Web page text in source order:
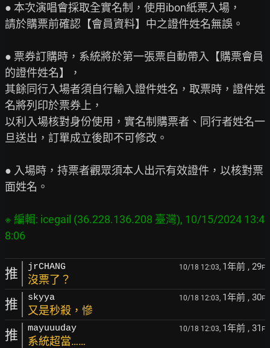
● 本次演唱會採取全實名制，使用ibon紙票入場，
請於購票前確認【會員資料】中之證件姓名無誤。
● 票券訂購時，系統將於第一張票自動帶入【購票會員
的證件姓名】，
其餘同行入場者須自行輸入證件姓名，取票時，證件姓
名將列印於票券上，
以利入場核對身份使用，實名制購票者、同行者姓名一
旦送出，訂單成立後即不可修改。
● 入場時，持票者觀眾須本人出示有效證件，以核對票
面姓名。
※ 編輯: icegail (36.228.136.208 臺灣), 10/15/2024 13:4
推 jrCHANG 10/18 12:03, 1年前 , 29F
沒票了？
推 skyya 10/18 12:03, 1年前 , 30F
又是秒殺，慘
推 mayuuuday 10/18 12:03, 1年前 , 31 F
系統超當……